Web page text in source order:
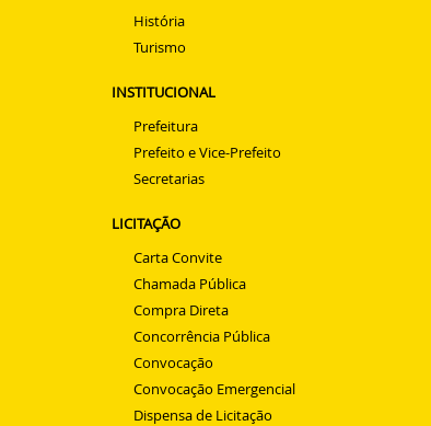
História
Turismo
INSTITUCIONAL
Prefeitura
Prefeito e Vice-Prefeito
Secretarias
LICITAÇÃO
Carta Convite
Chamada Pública
Compra Direta
Concorrência Pública
Convocação
Convocação Emergencial
Dispensa de Licitação